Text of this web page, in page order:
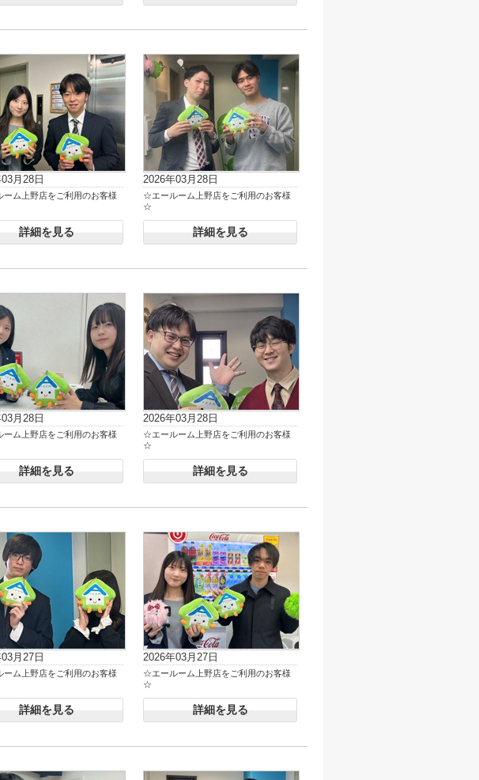
月28日
ム上野店をご利用のお客様
詳細を見る
2026年03月28日
☆エールーム上野店をご利用のお客様
☆
詳細を見る
月28日
ム上野店をご利用のお客様
詳細を見る
2026年03月28日
☆エールーム上野店をご利用のお客様
☆
詳細を見る
月27日
ム上野店をご利用のお客様
詳細を見る
2026年03月27日
☆エールーム上野店をご利用のお客様
☆
詳細を見る